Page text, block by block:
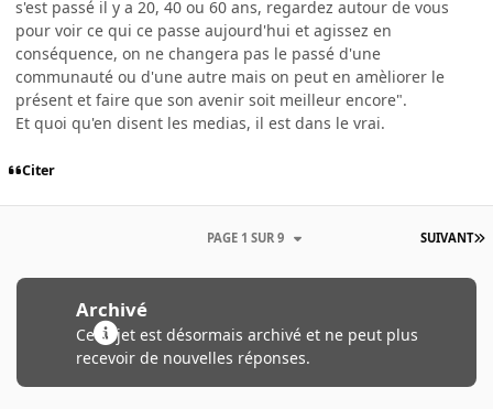
s'est passé il y a 20, 40 ou 60 ans, regardez autour de vous
pour voir ce qui ce passe aujourd'hui et agissez en
conséquence, on ne changera pas le passé d'une
communauté ou d'une autre mais on peut en amèliorer le
présent et faire que son avenir soit meilleur encore".
Et quoi qu'en disent les medias, il est dans le vrai.
Citer
SUIVANT
PAGE 1 SUR 9
Archivé
Ce sujet est désormais archivé et ne peut plus
recevoir de nouvelles réponses.